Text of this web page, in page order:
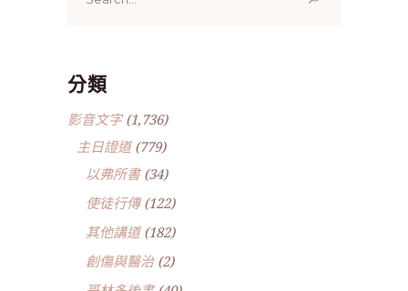
for:
分類
影音文字(1,736)
主日證道(779)
以弗所書(34)
使徒行傳(122)
其他講道(182)
創傷與醫治(2)